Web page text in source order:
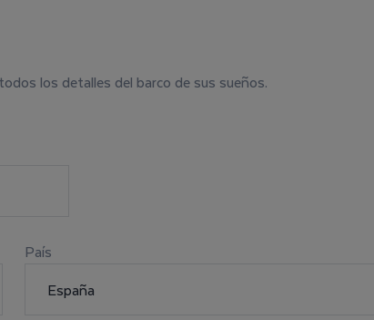
los detalles del barco de sus sueños.
País